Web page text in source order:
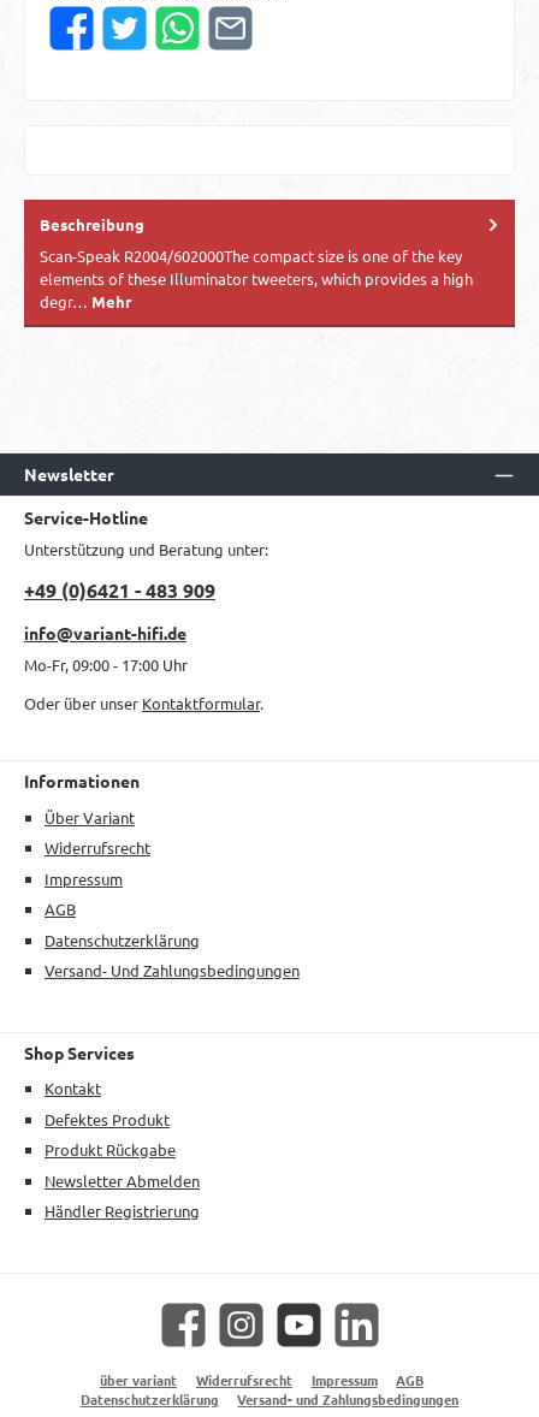
Beschreibung
Scan-Speak R2004/602000The compact size is one of the key
elements of these Illuminator tweeters, which provides a high
degr… Mehr
Newsletter
Service-Hotline
Unterstützung und Beratung unter:
+49 (0)6421 - 483 909
info@variant-hifi.de
Mo-Fr, 09:00 - 17:00 Uhr
Oder über unser Kontaktformular.
Informationen
Über Variant
Widerrufsrecht
Impressum
AGB
Datenschutzerklärung
Versand- Und Zahlungsbedingungen
Shop Services
Kontakt
Defektes Produkt
Produkt Rückgabe
Newsletter Abmelden
Händler Registrierung
Facebook Instagram YouTube LinkedIn
über variant Widerrufsrecht Impressum
AGB
Datenschutzerklärung
Versand- und Zahlungsbedingungen